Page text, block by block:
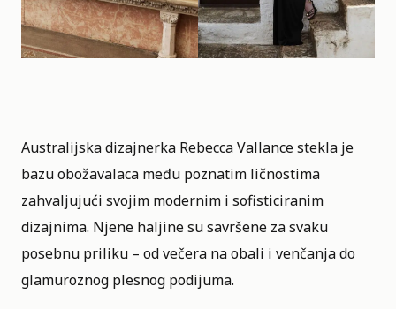
Australijska dizajnerka Rebecca Vallance stekla je
bazu obožavalaca među poznatim ličnostima
zahvaljujući svojim modernim i sofisticiranim
dizajnima. Njene haljine su savršene za svaku
posebnu priliku – od večera na obali i venčanja do
glamuroznog plesnog podijuma.